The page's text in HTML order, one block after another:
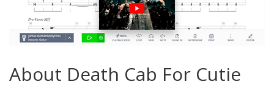
About Death Cab For Cutie